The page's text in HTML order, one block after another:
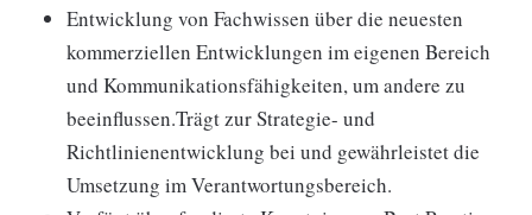
Entwicklung von Fachwissen über die neuesten
kommerziellen Entwicklungen im eigenen Bereich
und Kommunikationsfähigkeiten, um andere zu
beeinflussen.Trägt zur Strategie- und
Richtlinienentwicklung bei und gewährleistet die
Umsetzung im Verantwortungsbereich.